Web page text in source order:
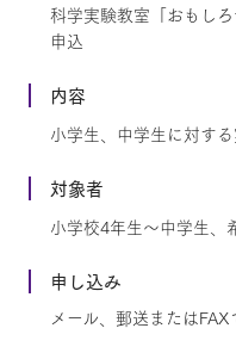
科学実験教室「おもし
申込
内容
小学生、中学生に対する
対象者
小学校4年生～中学生、
申し込み
メール、郵送またはFAX